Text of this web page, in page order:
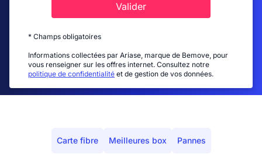
Valider
* Champs obligatoires
Informations collectées par Ariase, marque de Bemove, pour
vous renseigner sur les offres internet. Consultez notre
politique de confidentialité et de gestion de vos données.
Carte fibre Meilleures box Pannes